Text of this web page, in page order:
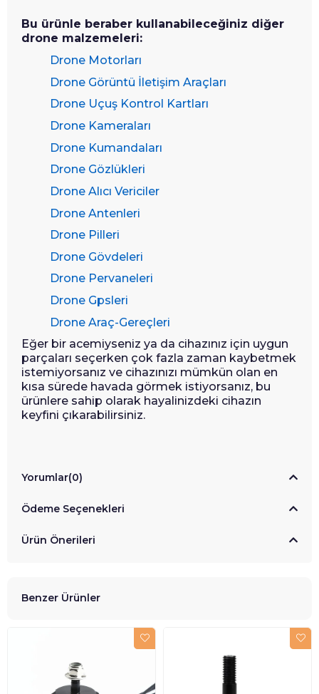
Bu ürünle beraber kullanabileceğiniz diğer
drone malzemeleri:
Drone Motorları
Drone Görüntü İletişim Araçları
Drone Uçuş Kontrol Kartları
Drone Kameraları
Drone Kumandaları
Drone Gözlükleri
Drone Alıcı Vericiler
Drone Antenleri
Drone Pilleri
Drone Gövdeleri
Drone Pervaneleri
Drone Gpsleri
Drone Araç-Gereçleri
Eğer bir acemiyseniz ya da cihazınız için uygun
parçaları seçerken çok fazla zaman kaybetmek
istemiyorsanız ve cihazınızı mümkün olan en
kısa sürede havada görmek istiyorsanız, bu
ürünlere sahip olarak hayalinizdeki cihazın
keyfini çıkarabilirsiniz.
Yorumlar(0)
Ödeme Seçenekleri
Ürün Önerileri
Benzer Ürünler